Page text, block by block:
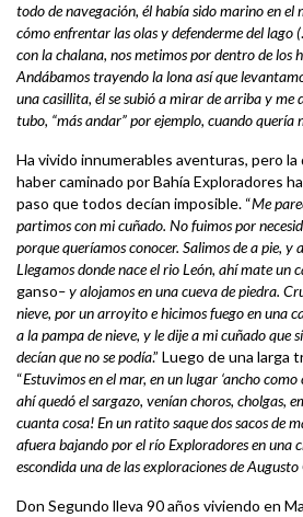
todo de navegación, él había sido marino en el
cómo enfrentar las olas y defenderme del lago (
con la chalana, nos metimos por dentro de los
Andábamos trayendo la lona así que
una casillita, él se subió a mirar de arriba y me
tubo, “más andar” por ejemplo, cuando quería
Ha vivido innumerables aventuras, pero la
haber caminado por Bahía Exploradores
paso que todos decían imposible. “Me
partimos con mi cuñado. No fuimos por
porque queríamos conocer. Salimos de a pie, y
Llegamos donde nace el rio León, ahí mate un
ganso– y alojamos en una cueva de piedra.
nieve, por un arroyito e hicimos fuego en una
a la pampa de nieve, y le dije a mi cuñado que
decían que no se podía.” Luego de una larga
“Estuvimos en el mar, en un lugar ‘ancho como
ahí quedó el sargazo, venían choros, cholgas,
cuanta cosa! En un ratito saque dos sacos de
afuera bajando por el río Exploradores en una
escondida una de las exploraciones de Augusto
Don Segundo lleva 90 años viviendo en